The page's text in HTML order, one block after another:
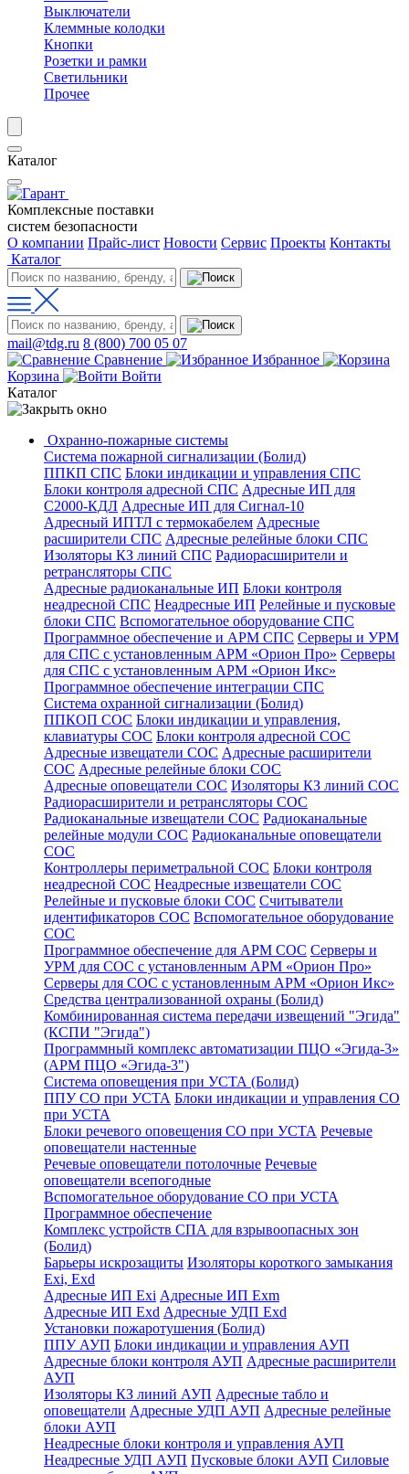
Выключатели
Клеммные колодки
Кнопки
Розетки и рамки
Светильники
Прочее
Каталог
Комплексные поставки
систем безопасности
О компании Прайс-лист Новости Сервис Проекты Контакты
Каталог
mail@tdg.ru 8 (800) 700 05 07
Сравнение
Избранное
Корзина
Войти
Каталог
Охранно-пожарные системы
Система пожарной сигнализации (Болид)
ППКП СПС Блоки индикации и управления СПС
Блоки контроля адресной СПС Адресные ИП для
С2000-КДЛ Адресные ИП для Сигнал-10
Адресный ИПТЛ с термокабелем Адресные
расширители СПС Адресные релейные блоки СПС
Изоляторы КЗ линий СПС Радиорасширители и
ретрансляторы СПС
Адресные радиоканальные ИП Блоки контроля
неадресной СПС Неадресные ИП Релейные и пусковые
блоки СПС Вспомогательное оборудование СПС
Программное обеспечение и АРМ СПС Серверы и УРМ
для СПС с установленным АРМ «Орион Про» Серверы
для СПС с установленным АРМ «Орион Икс»
Программное обеспечение интеграции СПС
Система охранной сигнализации (Болид)
ППКОП СОС Блоки индикации и управления,
клавиатуры СОС Блоки контроля адресной СОС
Адресные извещатели СОС Адресные расширители
СОС Адресные релейные блоки СОС
Адресные оповещатели СОС Изоляторы КЗ линий СОС
Радиорасширители и ретрансляторы СОС
Радиоканальные извещатели СОС Радиоканальные
релейные модули СОС Радиоканальные оповещатели
СОС
Контроллеры периметральной СОС Блоки контроля
неадресной СОС Неадресные извещатели СОС
Релейные и пусковые блоки СОС Считыватели
идентификаторов СОС Вспомогательное оборудование
СОС
Программное обеспечение для АРМ СОС Серверы и
УРМ для СОС с установленным АРМ «Орион Про»
Серверы для СОС с установленным АРМ «Орион Икс»
Средства централизованной охраны (Болид)
Комбинированная система передачи извещений "Эгида"
(КСПИ "Эгида")
Программный комплекс автоматизации ПЦО «Эгида-3»
(АРМ ПЦО «Эгида-3")
Система оповещения при УСТА (Болид)
ППУ СО при УСТА Блоки индикации и управления СО
при УСТА
Блоки речевого оповещения СО при УСТА Речевые
оповещатели настенные
Речевые оповещатели потолочные Речевые
оповещатели всепогодные
Вспомогательное оборудование СО при УСТА
Программное обеспечение
Комплекс устройств СПА для взрывоопасных зон
(Болид)
Барьеры искрозащиты Изоляторы короткого замыкания
Exi, Exd
Адресные ИП Exi Адресные ИП Exm
Адресные ИП Exd Адресные УДП Exd
Установки пожаротушения (Болид)
ППУ АУП Блоки индикации и управления АУП
Адресные блоки контроля АУП Адресные расширители
АУП
Изоляторы КЗ линий АУП Адресные табло и
оповещатели Адресные УДП АУП Адресные релейные
блоки АУП
Неадресные блоки контроля и управления АУП
Неадресные УДП АУП Пусковые блоки АУП Силовые